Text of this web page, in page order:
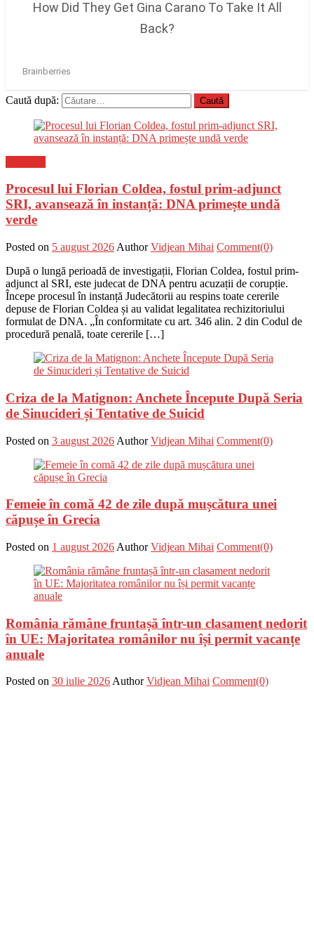
Caută după:
Procesul lui Florian Coldea, fostul prim-adjunct
SRI, avansează în instanță: DNA primește undă
verde
Posted on 5 august 2026 Author Vidjean Mihai Comment(0)
După o lungă perioadă de investigații, Florian Coldea, fostul prim-
adjunct al SRI, este judecat de DNA pentru acuzații de corupție.
Începe procesul în instanță Judecătorii au respins toate cererile
depuse de Florian Coldea și au validat legalitatea rechizitoriului
formulat de DNA. „În conformitate cu art. 346 alin. 2 din Codul de
procedură penală, toate cererile […]
Criza de la Matignon: Anchete Începute După Seria
de Sinucideri și Tentative de Suicid
Posted on 3 august 2026 Author Vidjean Mihai Comment(0)
Femeie în comă 42 de zile după mușcătura unei
căpușe în Grecia
Posted on 1 august 2026 Author Vidjean Mihai Comment(0)
România rămâne fruntașă într-un clasament nedorit
în UE: Majoritatea românilor nu își permit vacanțe
anuale
Posted on 30 iulie 2026 Author Vidjean Mihai Comment(0)